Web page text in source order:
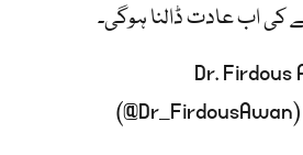
کی اب عادت ڈالنا ہوگی۔
— Dr.
(@Dr_FirdousAwan)